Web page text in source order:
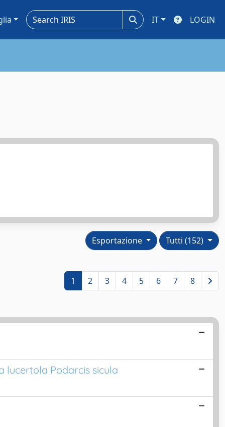
IT LOGIN
Tutti (152)
Esportazione
1 2 3 4 5 6 7 8
lucertola Podarcis sicula